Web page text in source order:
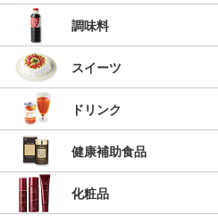
調味料
スイーツ
ドリンク
健康補助食品
化粧品